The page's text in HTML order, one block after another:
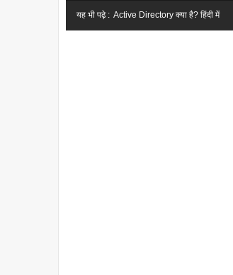
यह भी पढ़े : Active Directory क्या है? हिंदी में